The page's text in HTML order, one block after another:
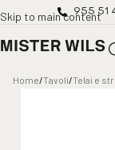
Skip to main content
955 51
Home/Tavoli/Telai e